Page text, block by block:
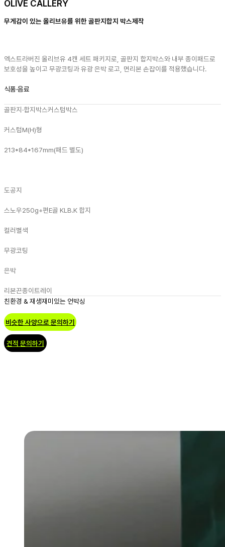
OLIVE CALLERY
무게감이 있는 올리브유를 위한 골판지합지 박스제작
엑스트라버진 올리브유 4캔 세트 패키지로, 골판지 합지박스와 내부 종이패드로
보호성을 높이고 무광코팅과 유광 은박 로고, 면리본 손잡이를 적용했습니다.
식품·음료
골판지·합지박스커스텀박스
커스텀M(H)형
213*84*167mm(패드 별도)
도공지
스노우250g+편E골 KLB.K 합지
컬러 별색
무광코팅
은박
리본끈종이트레이
친환경 & 재생재미있는 언박싱
비슷한 사양으로 문의하기
견적 문의하기